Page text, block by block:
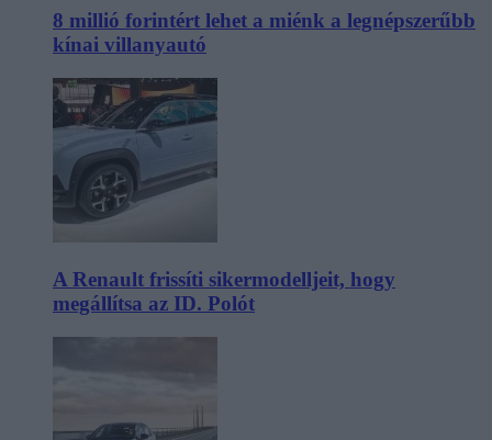
8 millió forintért lehet a miénk a legnépszerűbb
kínai villanyautó
A Renault frissíti sikermodelljeit, hogy
megállítsa az ID. Polót